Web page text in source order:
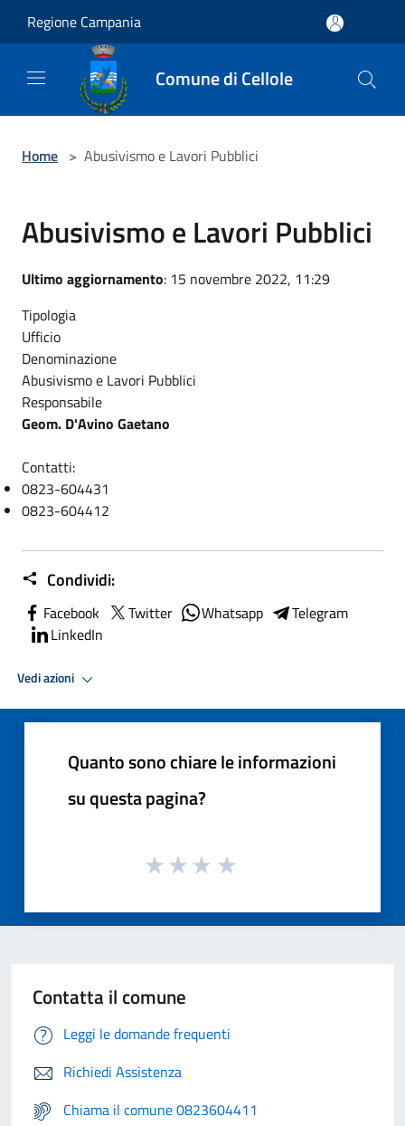
Regione Campania
Comune di Cellole
Home > Abusivismo e Lavori Pubblici
Abusivismo e Lavori Pubblici
Ultimo aggiornamento: 15 novembre 2022, 11:29
Tipologia
Ufficio
Denominazione
Abusivismo e Lavori Pubblici
Responsabile
Geom. D'Avino Gaetano
Contatti:
0823-604431
0823-604412
Condividi:
Facebook Twitter Whatsapp
Telegram
LinkedIn
Vedi azioni
Quanto sono chiare le informazioni
su questa pagina?
Contatta il comune
Leggi le domande frequenti
Richiedi Assistenza
Chiama il comune 0823604411